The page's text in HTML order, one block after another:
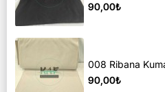
90,00₺
008 Ribana
90,00₺